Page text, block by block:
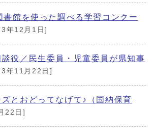
館を使った調べる学習コンクー
年12月1日]
役／民生委員・児童委員が県知事
年11月22日]
とおどってなげて♪（国納保育
22日]